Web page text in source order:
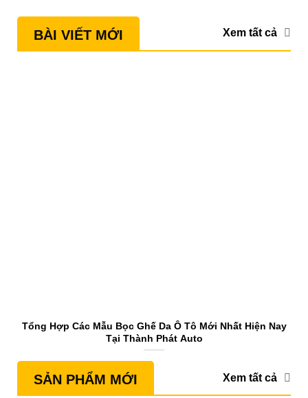
BÀI VIẾT MỚI Xem tất cả
Tổng Hợp Các Mẫu Bọc Ghế Da Ô Tô Mới Nhất Hiện Nay
Tại Thành Phát Auto
SẢN PHẨM MỚI Xem tất cả